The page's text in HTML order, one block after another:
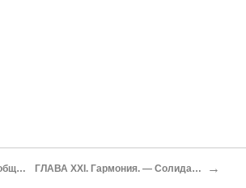
Ж.Грав Будущее общество ГЛАВА XXI. Гармония. — Солидарность. →